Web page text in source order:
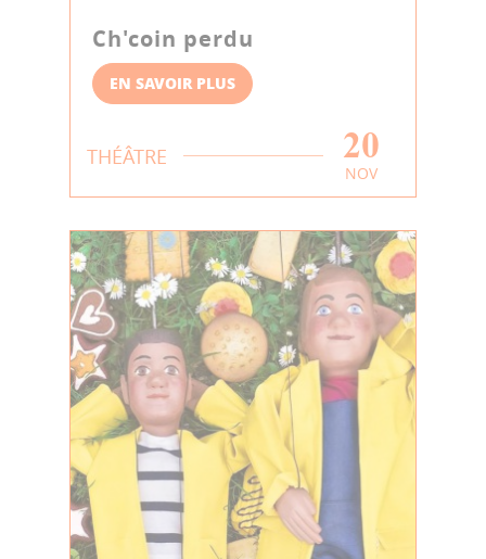
Ch'coin perdu
EN SAVOIR PLUS
THÉÂTRE 20
NOV